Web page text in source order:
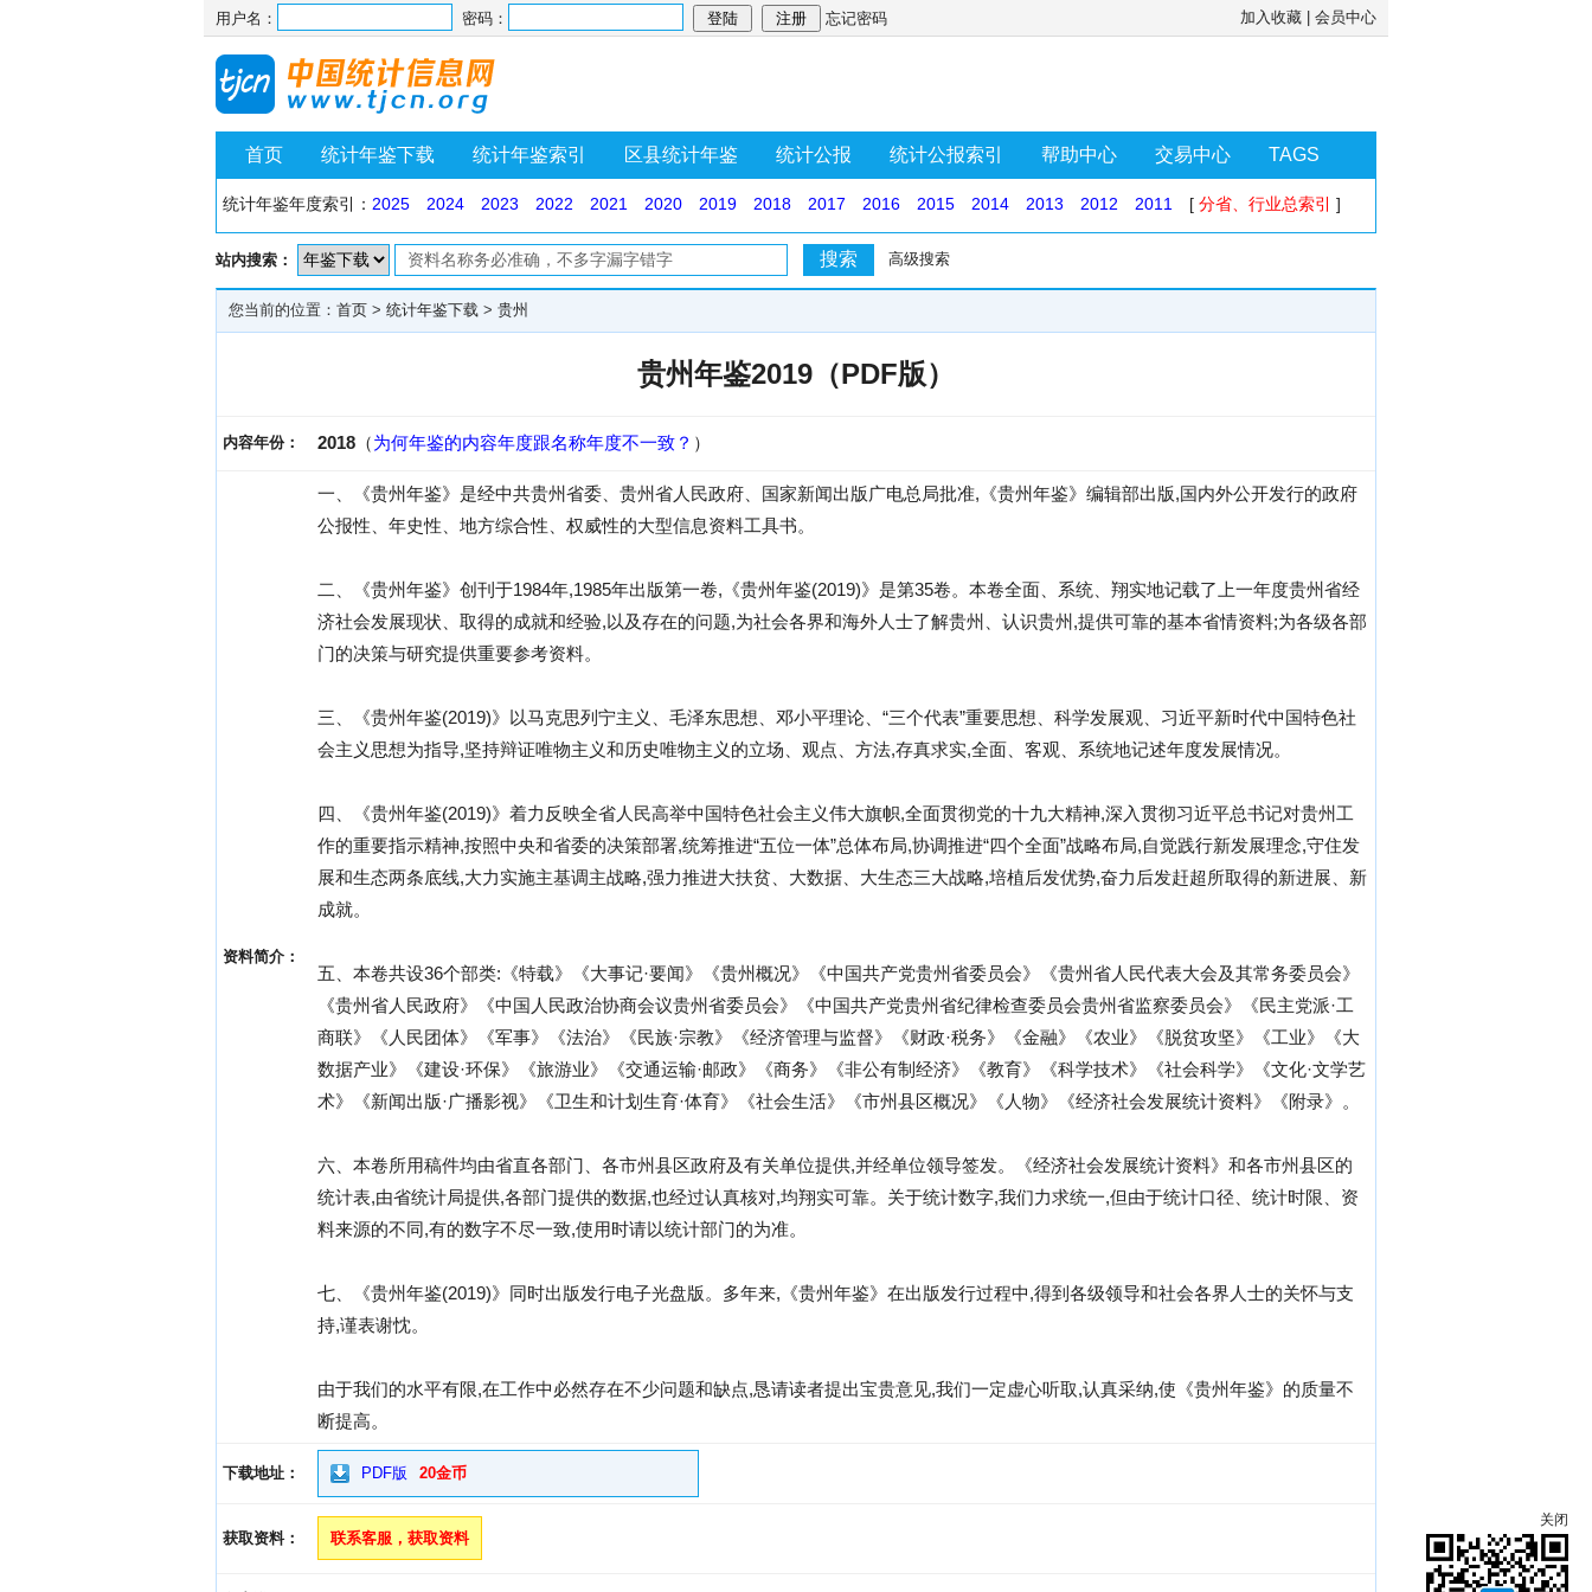
用户名： 密码： 忘记密码 加入收藏 会员中心
首页 统计年鉴下载 统计年鉴索引 区县统计年鉴 统计公报 统计公报索引 帮助中心 交易中心 TAGS
统计年鉴年度索引： 2025 2024 2023 2022 2021 2020 2019 2018 2017 2016 2015 2014 2013 2012 2011 [ 分省、行业总索引 ]
站内搜索： 高级搜索
您当前的位置： 首页 > 统计年鉴下载 > 贵州
贵州年鉴2019（PDF版）
内容年份： 2018 （为何年鉴的内容年度跟名称年度不一致？ ）
资料简介：
一、《贵州年鉴》是经中共贵州省委、贵州省人民政府、国家新闻出版广电总局批准,《贵州年鉴》编辑部出版,国内外公开发行的政府
公报性、年史性、地方综合性、权威性的大型信息资料工具书。
二、《贵州年鉴》创刊于1984年,1985年出版第一卷,《贵州年鉴(2019)》是第35卷。本卷全面、系统、翔实地记载了上一年度贵州省经
济社会发展现状、取得的成就和经验,以及存在的问题,为社会各界和海外人士了解贵州、认识贵州,提供可靠的基本省情资料;为各级各部
门的决策与研究提供重要参考资料。
三、《贵州年鉴(2019)》以马克思列宁主义、毛泽东思想、邓小平理论、“三个代表”重要思想、科学发展观、习近平新时代中国特色社
会主义思想为指导,坚持辩证唯物主义和历史唯物主义的立场、观点、方法,存真求实,全面、客观、系统地记述年度发展情况。
四、《贵州年鉴(2019)》着力反映全省人民高举中国特色社会主义伟大旗帜,全面贯彻党的十九大精神,深入贯彻习近平总书记对贵州工
作的重要指示精神,按照中央和省委的决策部署,统筹推进“五位一体”总体布局,协调推进“四个全面”战略布局,自觉践行新发展理念,守住发
展和生态两条底线,大力实施主基调主战略,强力推进大扶贫、大数据、大生态三大战略,培植后发优势,奋力后发赶超所取得的新进展、新
成就。
五、本卷共设36个部类:《特载》《大事记·要闻》《贵州概况》《中国共产党贵州省委员会》《贵州省人民代表大会及其常务委员会》
《贵州省人民政府》《中国人民政治协商会议贵州省委员会》《中国共产党贵州省纪律检查委员会贵州省监察委员会》《民主党派·工
商联》《人民团体》《军事》《法治》《民族·宗教》《经济管理与监督》《财政·税务》《金融》《农业》《脱贫攻坚》《工业》《大
数据产业》《建设·环保》《旅游业》《交通运输·邮政》《商务》《非公有制经济》《教育》《科学技术》《社会科学》《文化·文学艺
术》《新闻出版·广播影视》《卫生和计划生育·体育》《社会生活》《市州县区概况》《人物》《经济社会发展统计资料》《附录》。
六、本卷所用稿件均由省直各部门、各市州县区政府及有关单位提供,并经单位领导签发。《经济社会发展统计资料》和各市州县区的
统计表,由省统计局提供,各部门提供的数据,也经过认真核对,均翔实可靠。关于统计数字,我们力求统一,但由于统计口径、统计时限、资
料来源的不同,有的数字不尽一致,使用时请以统计部门的为准。
七、《贵州年鉴(2019)》同时出版发行电子光盘版。多年来,《贵州年鉴》在出版发行过程中,得到各级领导和社会各界人士的关怀与支
持,谨表谢忱。
由于我们的水平有限,在工作中必然存在不少问题和缺点,恳请读者提出宝贵意见,我们一定虚心听取,认真采纳,使《贵州年鉴》的质量不
断提高。
下载地址： PDF版 20金币
获取资料： 联系客服，获取资料
关闭